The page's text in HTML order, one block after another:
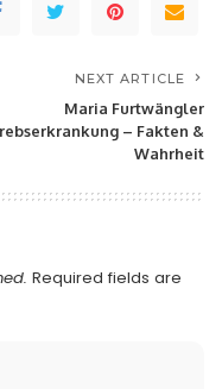
NEXT ARTICLE
Maria Furtwängler
– Fakten &
Wahrheit
Required fields are